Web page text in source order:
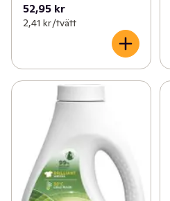
52,95 kr
2,41 kr /tvätt